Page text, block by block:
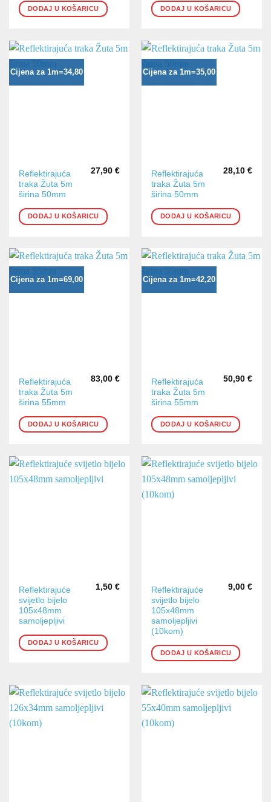
DODAJ U KOŠARICU DODAJ U KOŠARICU
Cijena za 1m=34,80
Reflektirajuća
traka Žuta 5m
širina 50mm
27,90 €
DODAJ U KOŠARICU
Cijena za 1m=35,00
Reflektirajuća
traka Žuta 5m
širina 50mm
28,10 €
DODAJ U KOŠARICU
Cijena za 1m=69,00
Reflektirajuća
traka Žuta 5m
širina 55mm
83,00 €
DODAJ U KOŠARICU
Cijena za 1m=42,20
Reflektirajuća
traka Žuta 5m
širina 55mm
50,90 €
DODAJ U KOŠARICU
Reflektirajuće
svijetlo bijelo
105x48mm
samoljepljivi
1,50 €
DODAJ U KOŠARICU
Reflektirajuće
svijetlo bijelo
105x48mm
samoljepljivi
(10kom)
9,00 €
DODAJ U KOŠARICU